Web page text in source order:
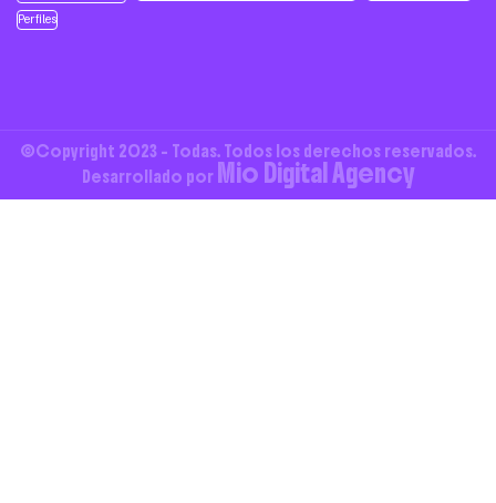
Perfiles
©Copyright 2023 - Todas. Todos los derechos reservados.
Desarrollado por Mio Digital Agency